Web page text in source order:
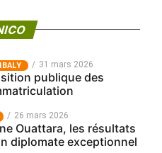
31 mars 2026
publique des
26 mars 2026
Ouattara, les résultats
diplomate exceptionnel